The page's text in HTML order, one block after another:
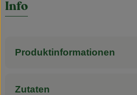
Info
Produktinformationen
Zutaten